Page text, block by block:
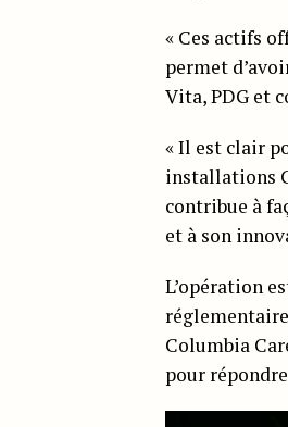
« Ces actifs
permet
Vita, PDG et
« Il est clair
installations
contribue à
et à son
L’opération
Columbia
pour